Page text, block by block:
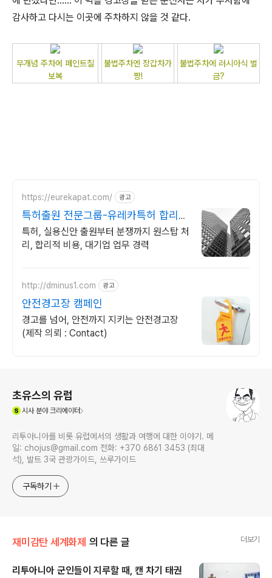
감사하고 다시는 이곳에 주차하지 않을 것 같다.
무개념 주차에 페인트칠
보복
불법주차엔 장갑차가
짱!
불법주차에 러시아식 벌
금?
https://eurekapat.com/ 광고
특허출원 전문그룹-유레카특허 합리적
비용, 특허 검토무료!
특허, 실용신안 출원부터 분쟁까지 원스탑 처
리, 합리적 비용, 대기업 업무 경력
http://dminus1.com 광고
안전경고장 캠페인
경고를 넘어, 안전까지 지키는 안전경고장
(제작 의뢰 : Contact)
초유스의 유럽
시사분야 크리에이터
리투아니아를 비롯 유럽에서의 생활과 여행에 대한 이야기. 메
일: chojus@gmail.com 전화: +370 6861 3453 (최대
석), 발트 3국 관광가이드, 쓰루가이드
구독하기
재미감탄 세계화제 의 다른 글 더보기
리투아니아 군인들이 지루할 때, 캔 차기 태권